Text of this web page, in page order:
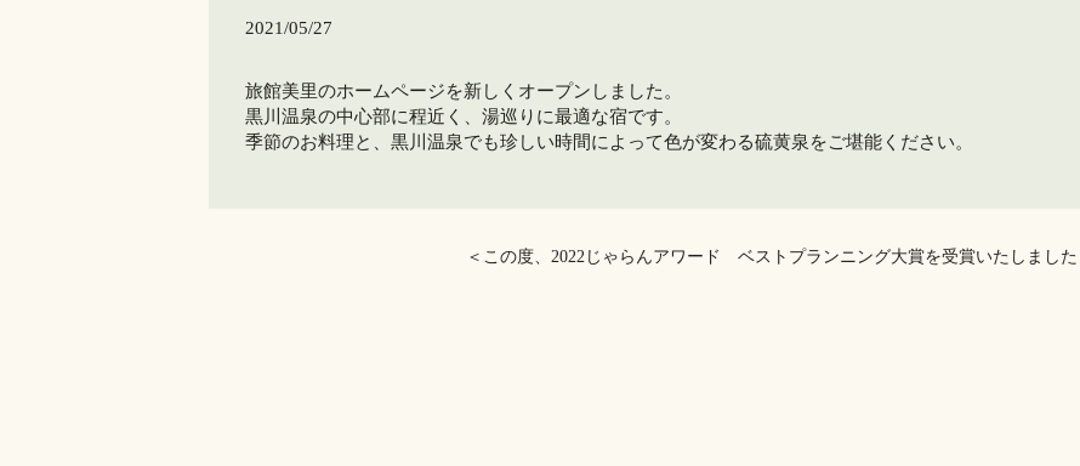
2021/05/27
旅館美里のホームページを新しくオープンしました。
黒川温泉の中心部に程近く、湯巡りに最適な宿です。
季節のお料理と、黒川温泉でも珍しい時間によって色が変わる硫黄泉をご堪能ください。
＜この度、2022じゃらんアワード ベストプランニング大賞を受賞いたしました